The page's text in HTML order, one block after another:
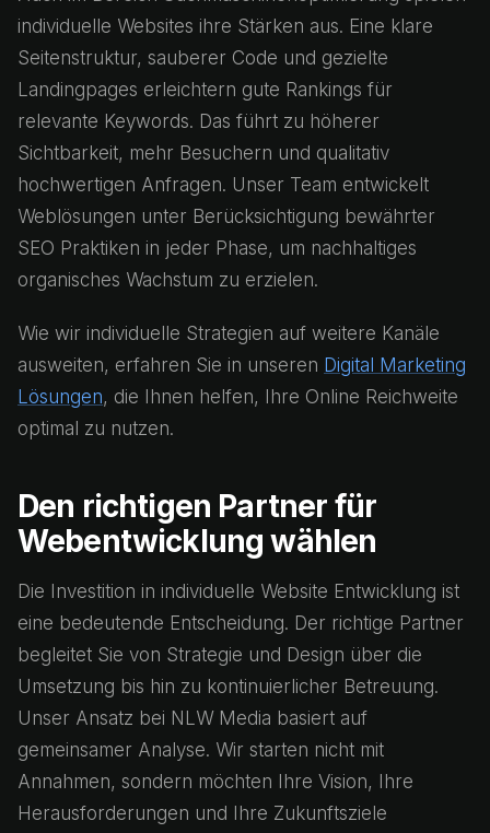
individuelle Websites ihre Stärken aus. Eine klare
Seitenstruktur, sauberer Code und gezielte
Landingpages erleichtern gute Rankings für
relevante Keywords. Das führt zu höherer
Sichtbarkeit, mehr Besuchern und qualitativ
hochwertigen Anfragen. Unser Team entwickelt
Weblösungen unter Berücksichtigung bewährter
SEO Praktiken in jeder Phase, um nachhaltiges
organisches Wachstum zu erzielen.
Wie wir individuelle Strategien auf weitere Kanäle
ausweiten, erfahren Sie in unseren Digital Marketing
Lösungen, die Ihnen helfen, Ihre Online Reichweite
optimal zu nutzen.
Den richtigen Partner für
Webentwicklung wählen
Die Investition in individuelle Website Entwicklung ist
eine bedeutende Entscheidung. Der richtige Partner
begleitet Sie von Strategie und Design über die
Umsetzung bis hin zu kontinuierlicher Betreuung.
Unser Ansatz bei NLW Media basiert auf
gemeinsamer Analyse. Wir starten nicht mit
Annahmen, sondern möchten Ihre Vision, Ihre
Herausforderungen und Ihre Zukunftsziele